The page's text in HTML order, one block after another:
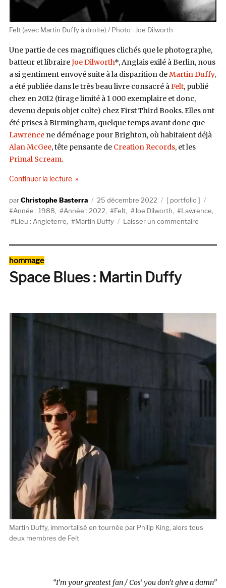
Felt (avec Martin Duffy à droite) / Photo : Joe Dilworth
Une partie de ces magnifiques clichés que le photographe,
batteur et libraireJoe Dilworth*, Anglais exilé à Berlin, nous
a si gentiment envoyé suite à la disparition deMartin Duffy,
a été publiée dans le très beau livre consacré àFelt, publié
chez en 2012 (tirage limité à 1 000 exemplaire et donc,
devenu depuis objet culte) chez First Third Books. Elles ont
été prises à Birmingham, quelque temps avant donc que
Lawrencene déménage pour Brighton, où habitaient déjà
Alan McGee, tête pensante de Creation Records, et les
Primal Scream.
Continuer la lecturede « Martin Duffy & Felt par Joe Dilworth
AuteurChristophe Basterra
Publié
le
25 décembre 2022 Catégories
portfolio
Année : 1988
Année : 2022 Felt Joe Dilworth Lawrence
Lieu : Angleterre
Martin Duffy Laisser un commentaire
Catégories
hommage
Space Blues : Martin Duffy
Martin Duffy, immortalisé en tournée par Philip King, alors tous
deux membres de Felt
“I’m your greatest fan / Cos’ you don’t give a damn”